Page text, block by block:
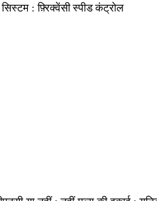
:फ़्रिक्वेंसी स्पीड कंट्रोल